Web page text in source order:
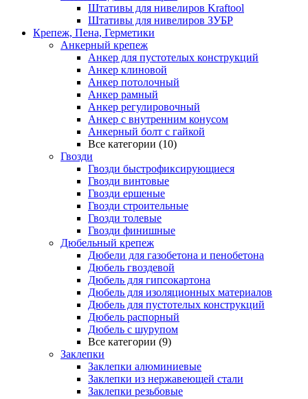
Штативы для нивелиров Kraftool
Штативы для нивелиров ЗУБР
Крепеж, Пена, Герметики
Анкерный крепеж
Анкер для пустотелых конструкций
Анкер клиновой
Анкер потолочный
Анкер рамный
Анкер регулировочный
Анкер с внутренним конусом
Анкерный болт с гайкой
Все категории (10)
Гвозди
Гвозди быстрофиксирующиеся
Гвозди винтовые
Гвозди ершеные
Гвозди строительные
Гвозди толевые
Гвозди финишные
Дюбельный крепеж
Дюбели для газобетона и пенобетона
Дюбель гвоздевой
Дюбель для гипсокартона
Дюбель для изоляционных материалов
Дюбель для пустотелых конструкций
Дюбель распорный
Дюбель с шурупом
Все категории (9)
Заклепки
Заклепки алюминиевые
Заклепки из нержавеющей стали
Заклепки резьбовые